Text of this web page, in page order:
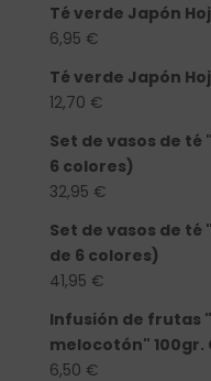
Té verde Japón
6,95 €
Té verde Japón
12,70 €
Set de vasos de té
6 colores)
32,95 €
Set de vasos de té
de 6 colores)
41,95 €
Infusión de frutas
melocotón" 100gr.
6,50 €